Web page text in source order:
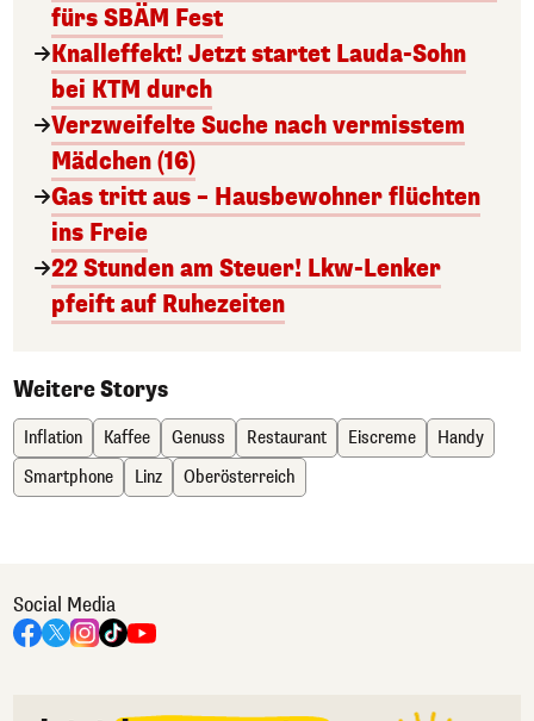
fürs SBÄM Fest
Knalleffekt! Jetzt startet Lauda-Sohn
bei KTM durch
Verzweifelte Suche nach vermisstem
Mädchen (16)
Gas tritt aus – Hausbewohner flüchten
ins Freie
22 Stunden am Steuer! Lkw-Lenker
pfeift auf Ruhezeiten
Weitere Storys
Inflation Kaffee Genuss Restaurant Eiscreme
Handy
Smartphone
Linz Oberösterreich
Social Media